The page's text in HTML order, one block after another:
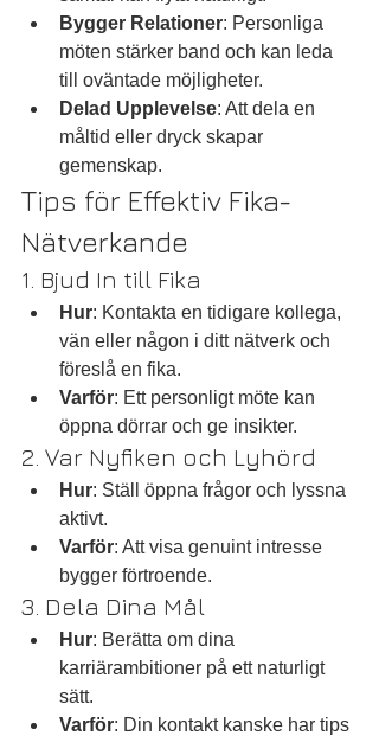
Bygger Relationer: Personliga
möten stärker band och kan leda
till oväntade möjligheter.
Delad Upplevelse: Att dela en
måltid eller dryck skapar
gemenskap.
Tips för Effektiv Fika-
Nätverkande
1. Bjud In till Fika
Hur: Kontakta en tidigare kollega,
vän eller någon i ditt nätverk och
föreslå en fika.
Varför: Ett personligt möte kan
öppna dörrar och ge insikter.
2. Var Nyfiken och Lyhörd
Hur: Ställ öppna frågor och lyssna
aktivt.
Varför: Att visa genuint intresse
bygger förtroende.
3. Dela Dina Mål
Hur: Berätta om dina
karriärambitioner på ett naturligt
sätt.
Varför: Din kontakt kanske har tips